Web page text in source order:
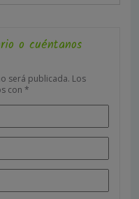
o cuéntanos
será publicada. Los
con *